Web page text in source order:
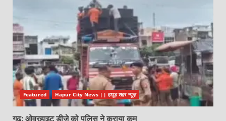
Featured Hapur City News || हापुड़ शहर न्यूज़
गढ़: ओवरहाइट डीजे को पुलिस ने कराया कम